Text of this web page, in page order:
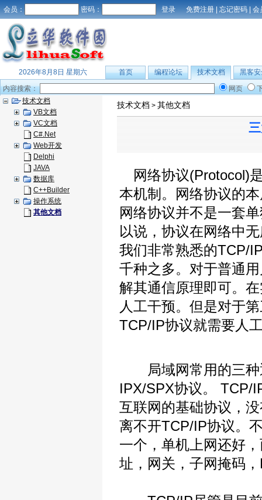
会员： 密码： 免费注册 | 忘记密码 | 会
2026年8月8日 星期六 首页 编程论坛 技术文档
黑客安
内容搜索：
网页
技术文档
VB文档
VC文档
C#.Net
Web开发
Delphi
JAVA
数据库
C++Builder
操作系统
其他文档
技术文档 > 其他文档
网络协议(Protocol)
本机制。网络协议的
网络协议并不是一套
以说，协议在网络中
我们非常熟悉的TCP/
千种之多。对于普通
解其通信原理即可。
人工干预。但是对于
TCP/IP协议就需要人
局域网常用的三种
IPX/SPX协议。 TCP/
互联网的基础协议，
离不开TCP/IP协议。
一个，单机上网还好
址，网关，子网掩码